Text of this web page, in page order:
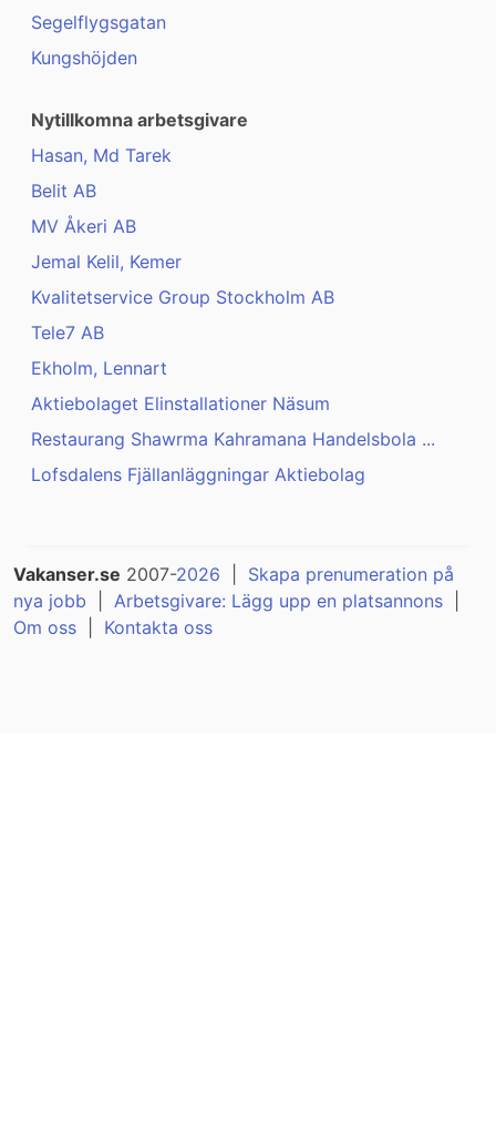
Segelflygsgatan
Kungshöjden
Nytillkomna arbetsgivare
Hasan, Md Tarek
Belit AB
MV Åkeri AB
Jemal Kelil, Kemer
Kvalitetservice Group Stockholm AB
Tele7 AB
Ekholm, Lennart
Aktiebolaget Elinstallationer Näsum
Restaurang Shawrma Kahramana Handelsbola ...
Lofsdalens Fjällanläggningar Aktiebolag
Vakanser.se 2007-2026
Skapa prenumeration på
nya jobb
Arbetsgivare: Lägg upp en platsannons
Om oss
Kontakta oss